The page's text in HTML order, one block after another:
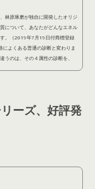
林原琢磨が独自に開発したオリジ
について、あなたがどんなエネル
。（2019年7月19日付商標登録
よくある普通の診断と変わりま
うのは、その４属性の診断を、
ーズ、好評発